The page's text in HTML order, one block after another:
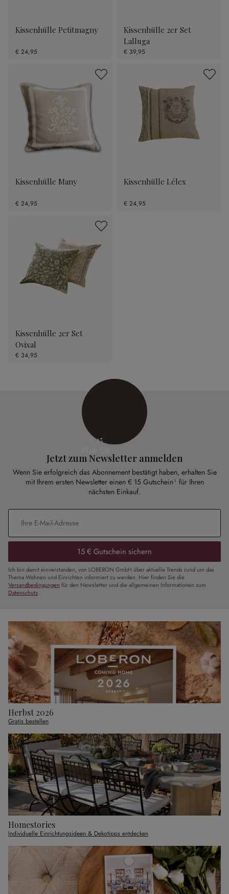
Kissenhülle Petitmagny
€ 24,95
Kissenhülle 2er Set
Lalluga
€ 39,95
Kissenhülle Many
€ 24,95
Kissenhülle Lélex
€ 24,95
Kissenhülle 2er Set
Ovixal
€ 34,95
€ 15
Jetzt zum Newsletter anmelden
Wenn Sie erfolgreich das Abonnement bestätigt haben, erhalten Sie
mit Ihrem ersten Newsletter einen € 15 Gutschein¹ für Ihren
nächsten Einkauf.
E-Mail-Adresse
15 € Gutschein sichern
Ich bin damit einverstanden, von LOBERON GmbH über aktuelle Trends rund um das
Thema Wohnen und Einrichten informiert zu werden. Hier finden Sie die
Versandbedingungen für den Newsletter und die allgemeinen Informationen zum
Datenschutz.
Herbst 2026
Gratis bestellen
Homestories
Individuelle Einrichtungsideen & Dekotipps entdecken